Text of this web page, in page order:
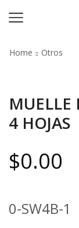
Home Otros
MUELLE
4 HOJAS
$0.00
0-SW4B-1